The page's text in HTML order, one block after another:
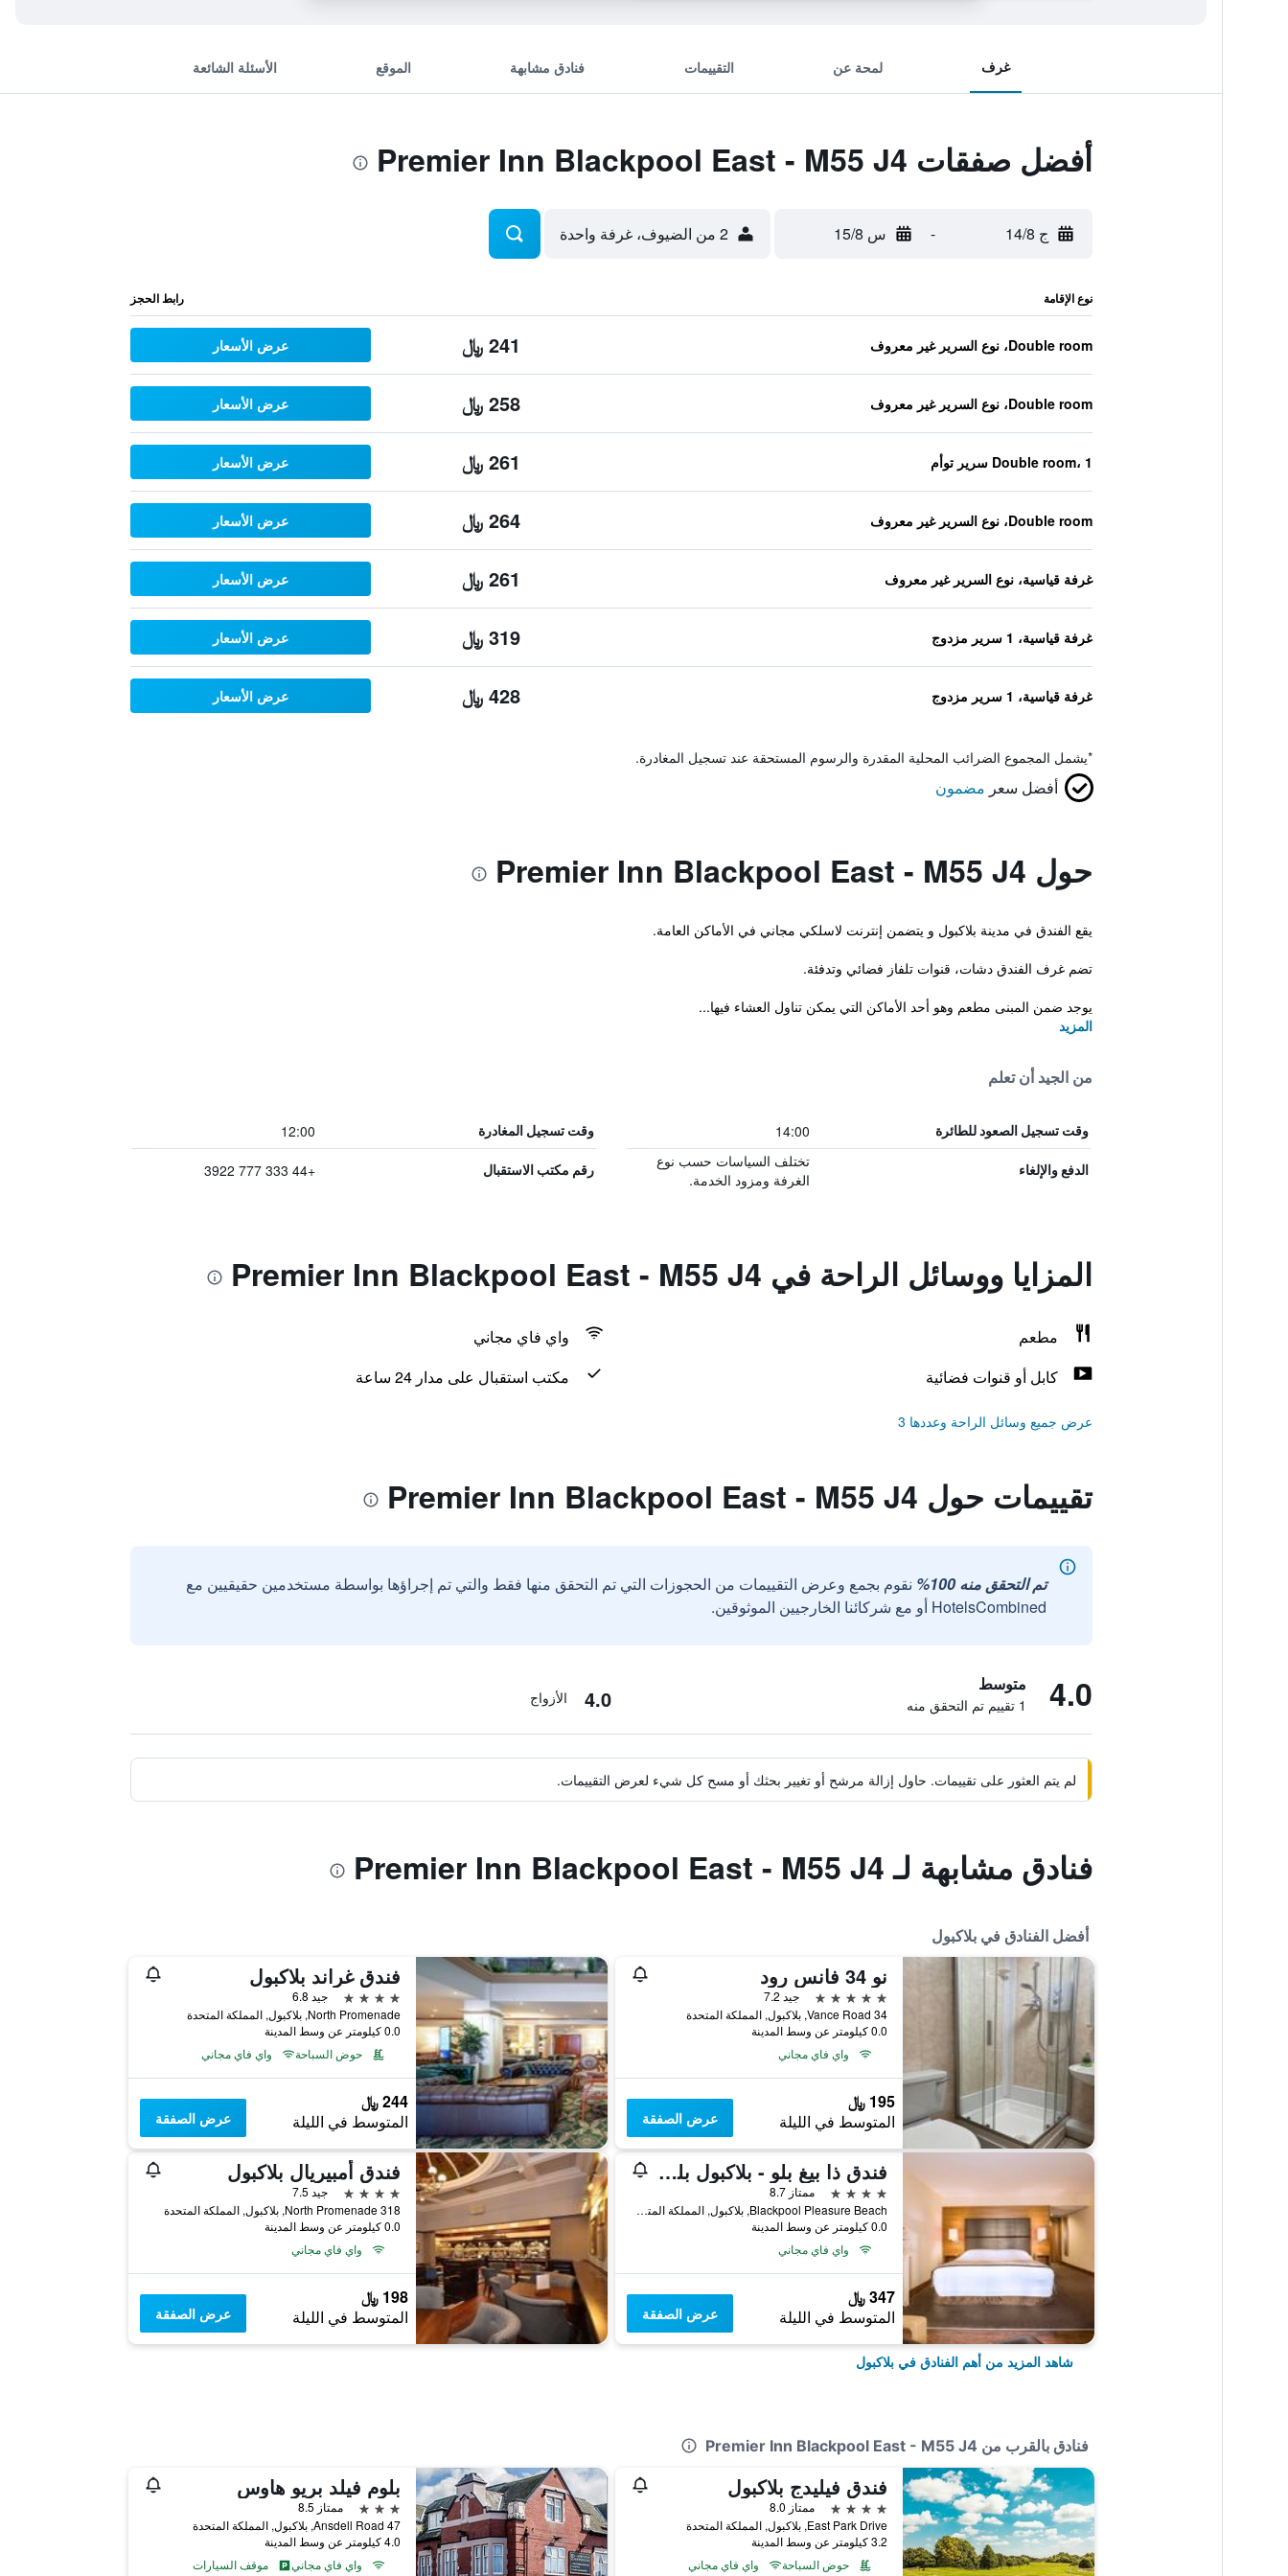
غرف لمحة عن التقييمات فنادق مشابهة الموقع الأسئلة الشائعة
أفضل صفقات Premier Inn Blackpool East - M55 J4
ج 14/8 - س 15/8 2 من الضيوف، غرفة واحدة
نوع الإقامة رابط الحجز
Double room، نوع السرير غير معروف 241 ﷼ عرض الأسعار
Double room، نوع السرير غير معروف 258 ﷼ عرض الأسعار
Double room، 1 سرير توأم 261 ﷼ عرض الأسعار
Double room، نوع السرير غير معروف 264 ﷼ عرض الأسعار
غرفة قياسية، نوع السرير غير معروف 261 ﷼ عرض الأسعار
غرفة قياسية، 1 سرير مزدوج 319 ﷼ عرض الأسعار
غرفة قياسية، 1 سرير مزدوج 428 ﷼ عرض الأسعار
*يشمل المجموع الضرائب المحلية المقدرة والرسوم المستحقة عند تسجيل المغادرة.
أفضل سعر مضمون
حول Premier Inn Blackpool East - M55 J4
يقع الفندق في مدينة بلاكبول و يتضمن إنترنت لاسلكي مجاني في الأماكن العامة.
تضم غرف الفندق دشات، قنوات تلفاز فضائي وتدفئة.
يوجد ضمن المبنى مطعم وهو أحد الأماكن التي يمكن تناول العشاء فيها...
المزيد
من الجيد أن تعلم
وقت تسجيل الصعود للطائرة 14:00 وقت تسجيل المغادرة 12:00
الدفع والإلغاء
تختلف السياسات حسب نوع
الغرفة ومزود الخدمة.
رقم مكتب الاستقبال +44 333 777 3922
المزايا ووسائل الراحة في Premier Inn Blackpool East - M55 J4
مطعم
واي فاي مجاني
كابل أو قنوات فضائية
مكتب استقبال على مدار 24 ساعة
عرض جميع وسائل الراحة وعددها 3
تقييمات حول Premier Inn Blackpool East - M55 J4
تم التحقق منه 100%
نقوم بجمع وعرض التقييمات من الحجوزات التي تم التحقق منها فقط والتي تم إجراؤها بواسطة مستخدمين حقيقيين مع
HotelsCombined أو مع شركائنا الخارجيين الموثوقين.
4.0 متوسط
1 تقييم تم التحقق منه 4.0 الأزواج
لم يتم العثور على تقييمات. حاول إزالة مرشح أو تغيير بحثك أو مسح كل شيء لعرض التقييمات.
فنادق مشابهة لـ Premier Inn Blackpool East - M55 J4
أفضل الفنادق في بلاكبول
نو 34 فانس رود
5 نجوم
جيد 7.2
34 Vance Road, بلاكبول, المملكة المتحدة
0.0 كيلومتر عن وسط المدينة
واي فاي مجاني
195 ﷼
المتوسط في الليلة عرض الصفقة
فندق غراند بلاكبول
4 نجوم
جيد 6.8
North Promenade, بلاكبول, المملكة المتحدة
0.0 كيلومتر عن وسط المدينة
حوض السباحة
واي فاي مجاني
244 ﷼
المتوسط في الليلة عرض الصفقة
فندق ذا بيغ بلو - بلاكبول بليجَر بيتش
4 نجوم
ممتاز 8.7
Blackpool Pleasure Beach, بلاكبول, المملكة المتحدة
0.0 كيلومتر عن وسط المدينة
واي فاي مجاني
347 ﷼
المتوسط في الليلة عرض الصفقة
فندق أمبيريال بلاكبول
4 نجوم
جيد 7.5
318 North Promenade, بلاكبول, المملكة المتحدة
0.0 كيلومتر عن وسط المدينة
واي فاي مجاني
198 ﷼
المتوسط في الليلة عرض الصفقة
شاهد المزيد من أهم الفنادق في بلاكبول
فنادق بالقرب من Premier Inn Blackpool East - M55 J4
فندق فيليدج بلاكبول
4 نجوم
ممتاز 8.0
East Park Drive, بلاكبول, المملكة المتحدة
3.2 كيلومتر عن وسط المدينة
حوض السباحة
واي فاي مجاني
بلوم فيلد بريو هاوس
3 نجوم
ممتاز 8.5
47 Ansdell Road, بلاكبول, المملكة المتحدة
4.0 كيلومتر عن وسط المدينة
واي فاي مجاني
موقف السيارات